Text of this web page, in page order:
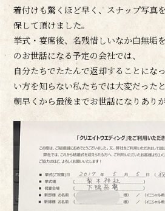
着付けも驚くほど早く、スナップ写真
保して頂けました。
挙式・宴席後、名残惜しいなか白無垢
のお世話になる予定の会社では、
自分たちでたたんで返却することにな
い方を知らない私たちでは大変だった
朝早くから最後までお世話になりあり